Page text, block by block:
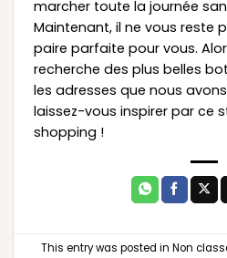
marcher toute la journée
Maintenant, il ne vous reste
paire parfaite pour vous.
recherche des plus belles
les adresses que nous
laissez-vous inspirer par ce
shopping !
This entry was posted in Non